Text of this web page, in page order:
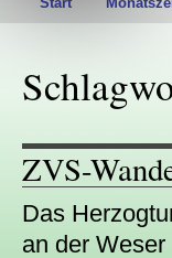
ZVS-
Das
an der Weser